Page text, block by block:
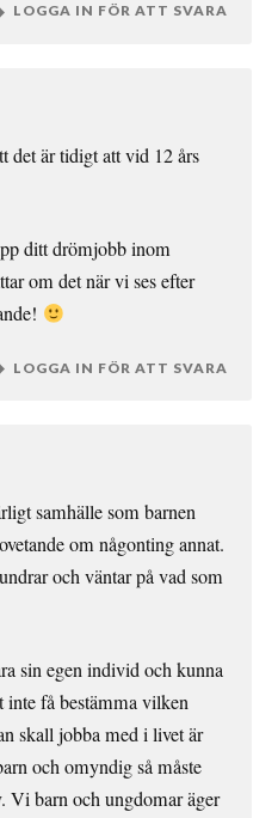
LOGGA IN FÖR ATT SVARA
det är tidigt att vid 12 års
ditt drömjobb inom
om det när vi ses efter
LOGGA IN FÖR ATT SVARA
samhälle som barnen
om någonting annat.
och väntar på vad som
sin egen individ och kunna
få bestämma vilken
skall jobba med i livet är
och omyndig så måste
Vi barn och ungdomar äger